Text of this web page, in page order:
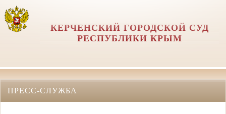
КЕРЧЕНСКИЙ ГОРОДСКОЙ СУД
РЕСПУБЛИКИ КРЫМ
ПРЕСС-СЛУЖБА